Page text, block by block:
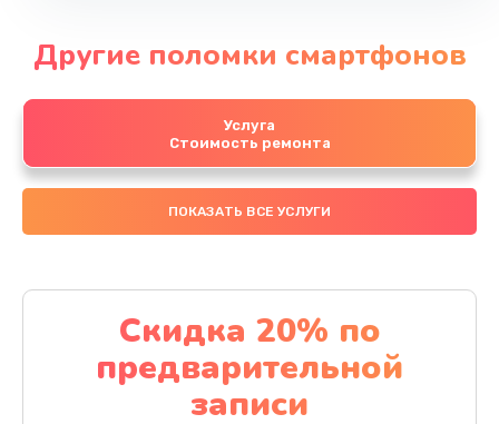
Другие поломки смартфонов
Услуга
Стоимость ремонта
ПОКАЗАТЬ ВСЕ УСЛУГИ
Скидка 20% по
предварительной
записи